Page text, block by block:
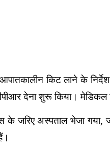
किट लाने के
देना शुरू किया।
के जरिए अस्पताल भेजा